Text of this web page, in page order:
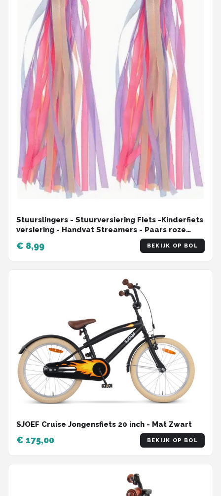
Stuurslingers - Stuurversiering Fiets -Kinderfiets
versiering - Handvat Streamers - Paars roze
€ 8,99 BEKIJK OP BOL
SJOEF Cruise Jongensfiets 20 inch - Mat Zwart
€ 175,00 BEKIJK OP BOL